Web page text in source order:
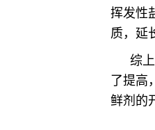
挥发性
质，延
综
了提
鲜剂的